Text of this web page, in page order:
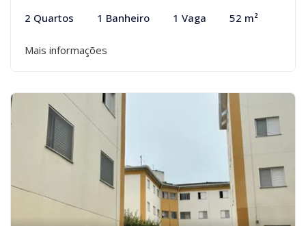
2 Quartos 1 Banheiro 1 Vaga 52 m²
Mais informações